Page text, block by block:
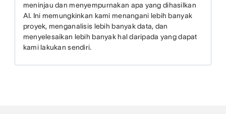
meninjau dan menyempurnakan apa yang dihasilkan
AI. Ini memungkinkan kami menangani lebih banyak
proyek, menganalisis lebih banyak data, dan
menyelesaikan lebih banyak hal daripada yang dapat
kami lakukan sendiri.